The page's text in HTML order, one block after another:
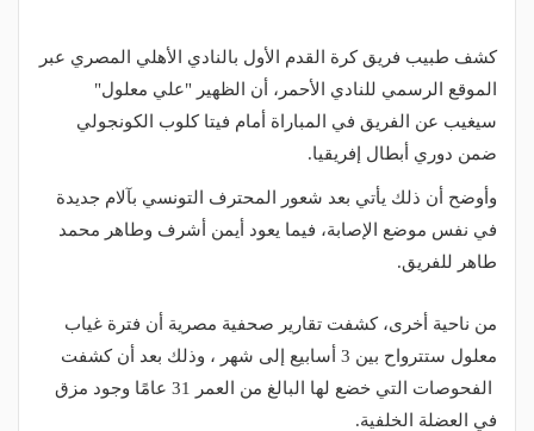
كشف طبيب فريق كرة القدم الأول بالنادي الأهلي المصري عبر
الموقع الرسمي للنادي الأحمر، أن الظهير "علي معلول"
سيغيب عن الفريق في المباراة أمام فيتا كلوب الكونجولي
ضمن دوري أبطال إفريقيا.
وأوضح أن ذلك يأتي بعد شعور المحترف التونسي بآلام جديدة
في نفس موضع الإصابة، فيما يعود أيمن أشرف وطاهر محمد
طاهر للفريق.
من ناحية أخرى، كشفت تقارير صحفية مصرية أن فترة غياب
معلول ستترواح بين 3 أسابيع إلى شهر ، وذلك بعد أن كشفت
الفحوصات التي خضع لها البالغ من العمر 31 عامًا وجود مزق
في العضلة الخلفية.